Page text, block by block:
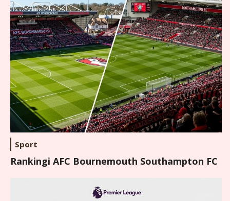
Sport
Rankingi AFC Bournemouth Southampton FC